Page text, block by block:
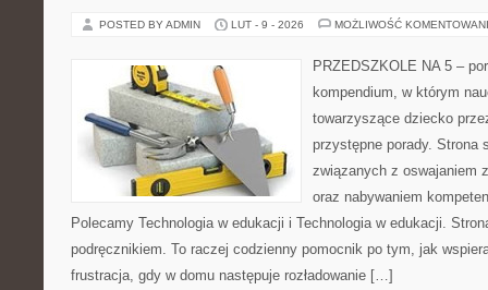
POSTED BY ADMIN LUT - 9 - 2026 MOŻLIWOŚĆ
PRZEDSZKOLE NA 5 –
kompendium, w którym
towarzyszące dziecko
przystępne porady. Strona
związanych z oswajaniem
oraz nabywaniem
Polecamy Technologia w edukacji i Technologia w edukacji.
podręcznikiem. To raczej codzienny pomocnik po tym, jak
frustracja, gdy w domu następuje rozładowanie […]